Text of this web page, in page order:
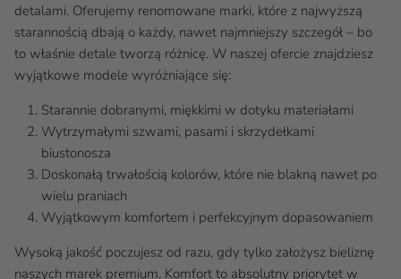
detalami. Oferujemy renomowane marki, które z najwyższą
starannością dbają o każdy, nawet najmniejszy szczegół – bo
to właśnie detale tworzą różnicę. W naszej ofercie znajdziesz
wyjątkowe modele wyróżniające się:
Starannie dobranymi, miękkimi w dotyku materiałami
Wytrzymałymi szwami, pasami i skrzydełkami
biustonosza
Doskonałą trwałością kolorów, które nie blakną nawet po
wielu praniach
Wyjątkowym komfortem i perfekcyjnym dopasowaniem
Wysoką jakość poczujesz od razu, gdy tylko założysz bieliznę
naszych marek premium. Komfort to absolutny priorytet w